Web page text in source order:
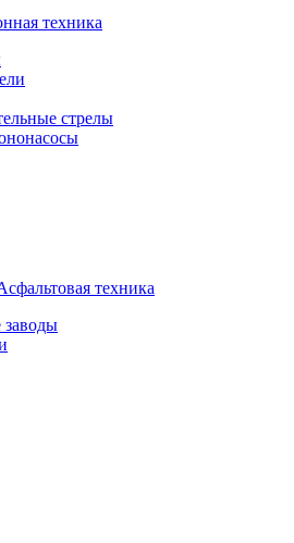
техника
стрелы
техника
заводы